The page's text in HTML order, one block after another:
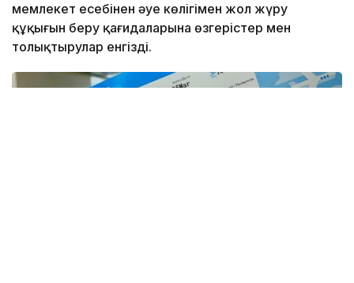
мемлекет есебінен әуе көлігімен жол жүру
құқығын беру қағидаларына өзгерістер мен
толықтырулар енгізді.